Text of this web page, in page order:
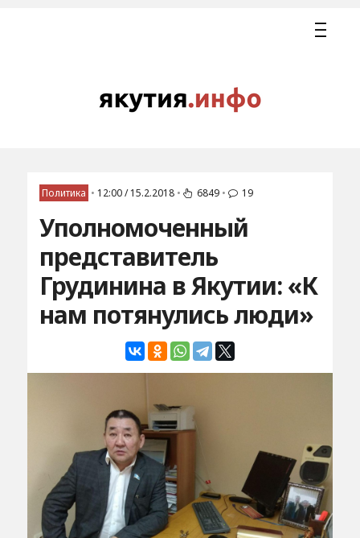
Политика • 12:00 / 15.2.2018 • 6849 • 19
Уполномоченный
представитель
Грудинина в Якутии: «К
нам потянулись люди»